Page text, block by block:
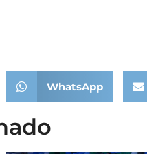
WhatsApp